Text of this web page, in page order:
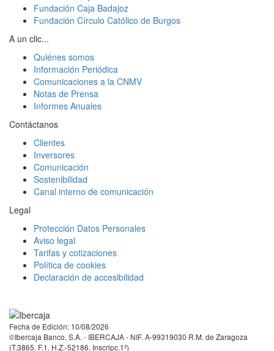
Fundación Caja Badajoz
Fundación Círculo Católico de Burgos
A un clic...
Quiénes somos
Información Periódica
Comunicaciones a la CNMV
Notas de Prensa
Informes Anuales
Contáctanos
Clientes
Inversores
Comunicación
Sostenibilidad
Canal interno de comunicación
Legal
Protección Datos Personales
Aviso legal
Tarifas y cotizaciones
Política de cookies
Declaración de accesibilidad
Fecha de Edición: 10/08/2026
©Ibercaja Banco, S.A. - IBERCAJA - NIF. A-99319030 R.M. de Zaragoza
(T.3865. F.1. H.Z.-52186, Inscripc.1º)